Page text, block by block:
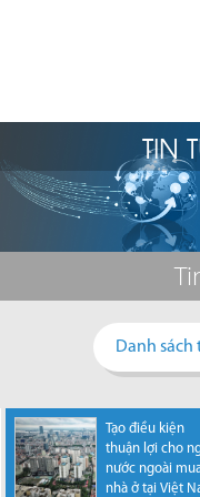
TIN
Danh sách
Thủ tướng phê
duyệt Quy
TPHCM thời
2021-2030,
Thị trường BĐS
TP.HCM phục
nét trong
9/2024
Tạo điều kiện
thuận lợi cho
nước ngoài
nhà ở tại Việt